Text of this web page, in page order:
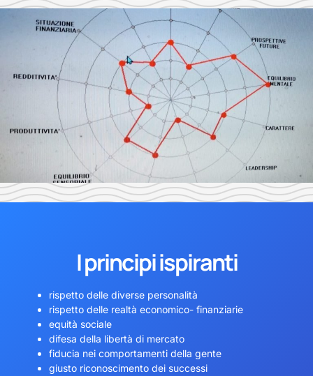
I principi ispiranti
rispetto delle diverse personalità
rispetto delle realtà economico- finanziarie
equità sociale
difesa della libertà di mercato
fiducia nei comportamenti della gente
giusto riconoscimento dei successi